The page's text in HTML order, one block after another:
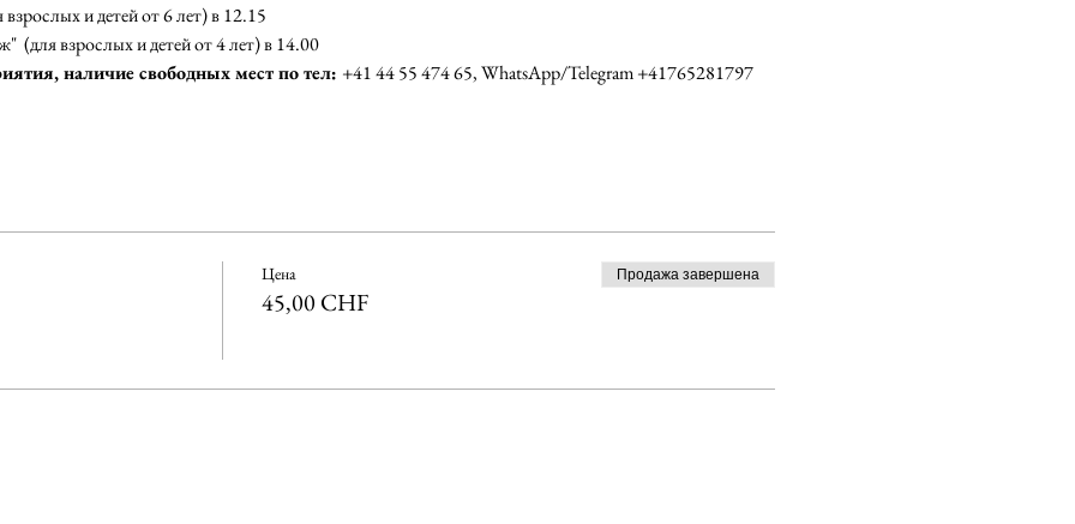
и детей от 6 лет) в 12.15
(для взрослых и детей от 4 лет) в 14.00
наличие свободных мест по тел: +41 44 55 474 65, WhatsApp/Telegram +41765281797
Цена
45,00 CHF
Продажа завершена